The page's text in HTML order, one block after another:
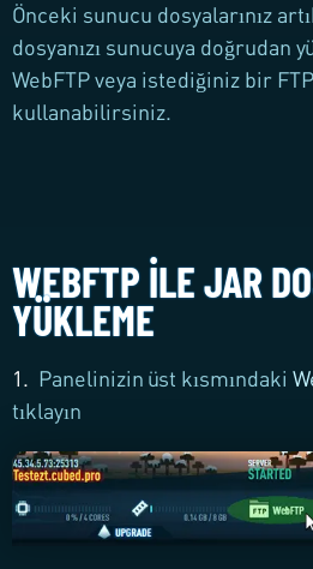
Önceki sunucu dosyalarınız
dosyanızı sunucuya doğrudan
WebFTP veya istediğiniz bir
kullanabilirsiniz.
WEBFTP ILE JAR
YÜKLEME
1. Panelinizin üst kısmındaki
tıklayın